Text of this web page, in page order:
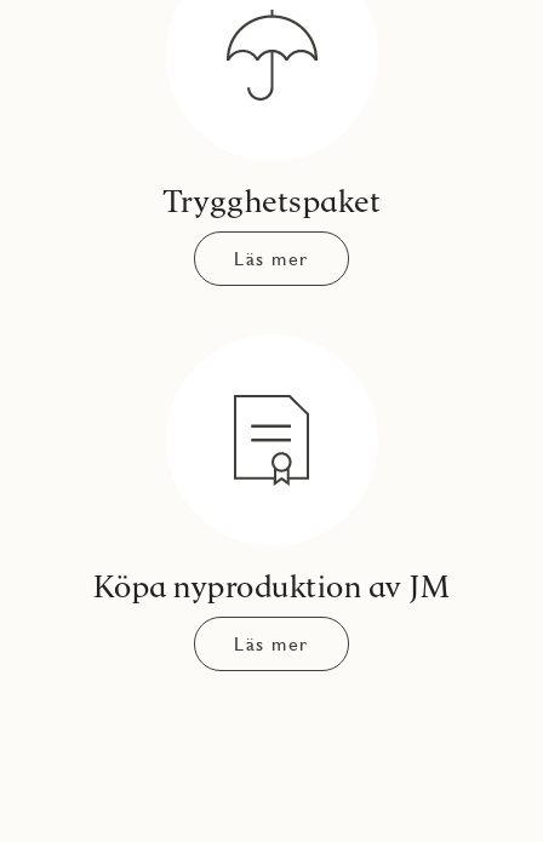
Trygghetspaket
Läs mer
Köpa nyproduktion av JM
Läs mer